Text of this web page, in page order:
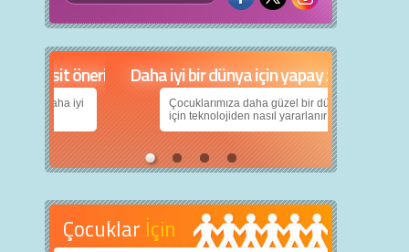
5 basit öneri
daha iyi
Daha iyi bir dünya için yapay zekâ
Çocuklarımıza daha güzel bir dünya bırakabilmek
için teknolojiden nasıl yararlanırız?
Çocuklar İçin